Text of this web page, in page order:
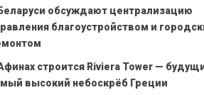
обсуждают централизацию
благоустройством и
строится Riviera Tower —
высокий небоскрёб Греции